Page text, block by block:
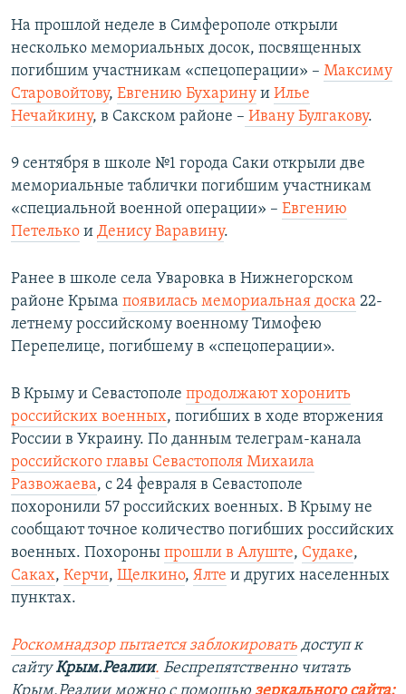
На прошлой неделе в Симферополе открыли
несколько мемориальных досок, посвященных
погибшим участникам «спецоперации» – Максиму
Старовойтову, Евгению Бухарину и Илье
Нечайкину, в Сакском районе – Ивану Булгакову.
9 сентября в школе №1 города Саки открыли две
мемориальные таблички погибшим участникам
«специальной военной операции» – Евгению
Петелько и Денису Варавину.
Ранее в школе села Уваровка в Нижнегорском
районе Крыма появилась мемориальная доска 22-
летнему российскому военному Тимофею
Перепелице, погибшему в «спецоперации».
В Крыму и Севастополе продолжают хоронить
российских военных, погибших в ходе вторжения
России в Украину. По данным телеграм-канала
российского главы Севастополя Михаила
Развожаева, с 24 февраля в Севастополе
похоронили 57 российских военных. В Крыму не
сообщают точное количество погибших российских
военных. Похороны прошли в Алуште, Судаке,
Саках, Керчи, Щелкино, Ялте и других населенных
пунктах.
Роскомнадзор пытается заблокировать доступ к
сайтуКрым.Реалии. Беспрепятственно читать
Крым.Реалии можно с помощью зеркального сайта: